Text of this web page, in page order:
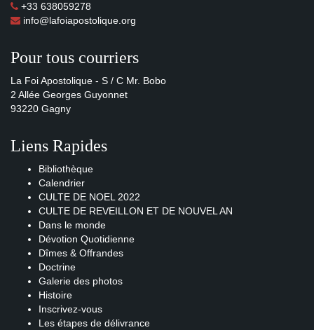
+33 638059278
info@lafoiapostolique.org
Pour tous courriers
La Foi Apostolique - S / C Mr. Bobo
2 Allée Georges Guyonnet
93220 Gagny
Liens Rapides
Bibliothèque
Calendrier
CULTE DE NOEL 2022
CULTE DE REVEILLON ET DE NOUVEL AN
Dans le monde
Dévotion Quotidienne
Dîmes & Offrandes
Doctrine
Galerie des photos
Histoire
Inscrivez-vous
Les étapes de délivrance